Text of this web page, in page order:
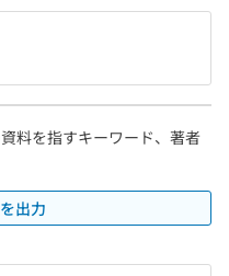
料を指すキーワード、著者
出力